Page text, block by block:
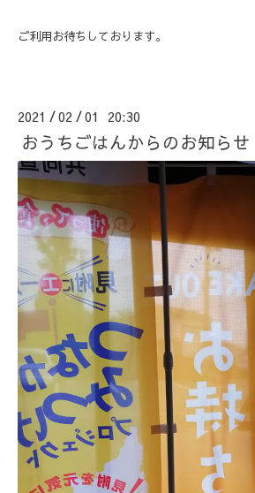
ご利用お待ちしております。
2021 /02 /01 20:30
おうちごはんからのお知らせ